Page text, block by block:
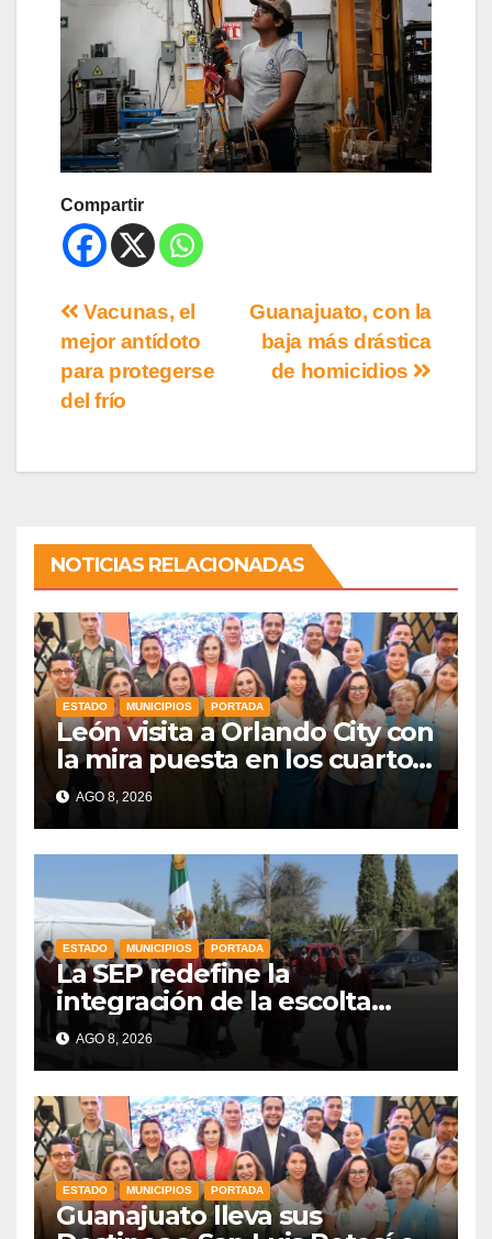
Compartir
Guanajuato, con la
baja más drástica
de homicidios
Vacunas, el
mejor antídoto
para protegerse
del frío
NOTICIAS RELACIONADAS
ESTADO MUNICIPIOS PORTADA
León visita a Orlando City con
la mira puesta en los cuartos
de final
AGO 8, 2026
ESTADO MUNICIPIOS PORTADA
La SEP redefine la
integración de la escolta
escolar prioritando la
inclusión
AGO 8, 2026
ESTADO MUNICIPIOS PORTADA
Guanajuato lleva sus